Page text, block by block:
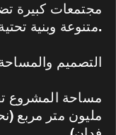
مجتمعات كبيرة
متنوعة وبنية تحتية حديثة.
التصميم